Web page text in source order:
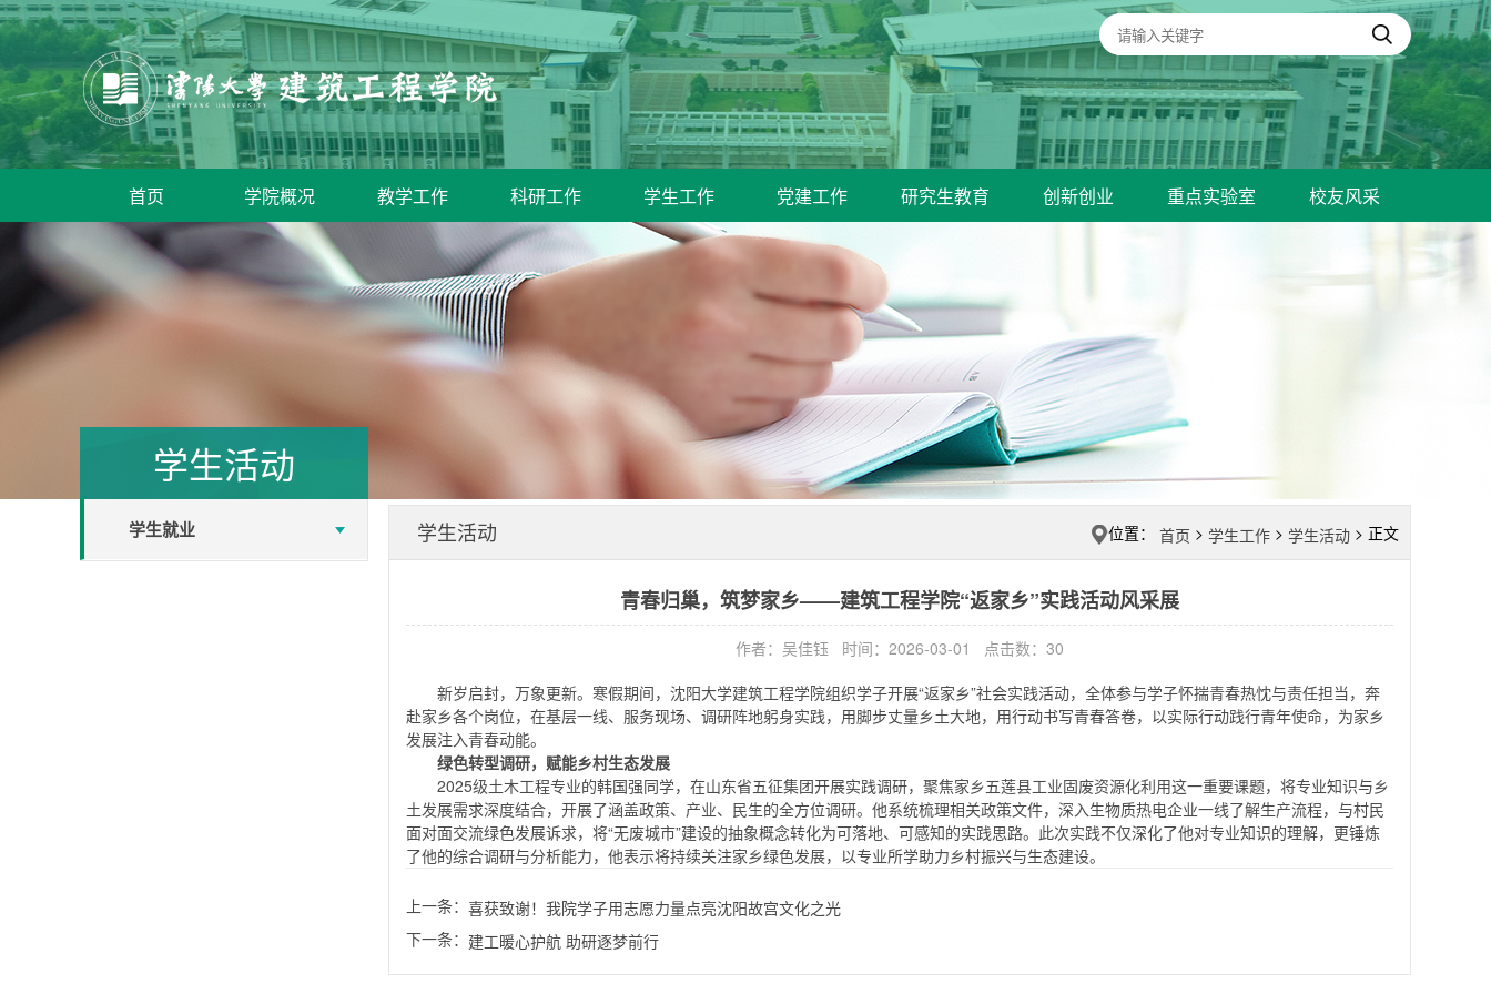
首页 学院概况 教学工作 科研工作 学生工作 党建工作 研究生教育 创新创业 重点实验室 校友风采
学生活动
学生就业 学生活动 位置： 首页 > 学生工作 > 学生活动 > 正文
青春归巢，筑梦家乡——建筑工程学院“返家乡”实践活动风采展
作者：吴佳钰 时间：2026-03-01 点击数： 30
新岁启封，万象更新。寒假期间，沈阳大学建筑工程学院组织学子开展“返家乡”社会实践活动，全体参与学子怀揣青春热忱与责任担当，奔
赴家乡各个岗位，在基层一线、服务现场、调研阵地躬身实践，用脚步丈量乡土大地，用行动书写青春答卷，以实际行动践行青年使命，为家乡
发展注入青春动能。
绿色转型调研，赋能乡村生态发展
2025级土木工程专业的韩国强同学，在山东省五征集团开展实践调研，聚焦家乡五莲县工业固废资源化利用这一重要课题，将专业知识与乡
土发展需求深度结合，开展了涵盖政策、产业、民生的全方位调研。他系统梳理相关政策文件，深入生物质热电企业一线了解生产流程，与村民
面对面交流绿色发展诉求，将“无废城市”建设的抽象概念转化为可落地、可感知的实践思路。此次实践不仅深化了他对专业知识的理解，更锤炼
了他的综合调研与分析能力，他表示将持续关注家乡绿色发展，以专业所学助力乡村振兴与生态建设。
上一条： 喜获致谢！我院学子用志愿力量点亮沈阳故宫文化之光
下一条： 建工暖心护航 助研逐梦前行